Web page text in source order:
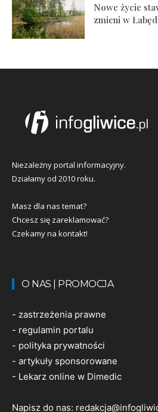
Nowe życie
zmieni w
Niezależny portal informacyjny.
Działamy od 2010 roku.
Masz dla nas temat?
Chcesz się zareklamować?
Czekamy na kontakt!
O NAS | PROMOCJA
- zastrzeżenia prawne
- regulamin portalu
- polityka prywatności
- artykuły sponsorowane
- Lekarz online w Dimedic
Napisz do nas: